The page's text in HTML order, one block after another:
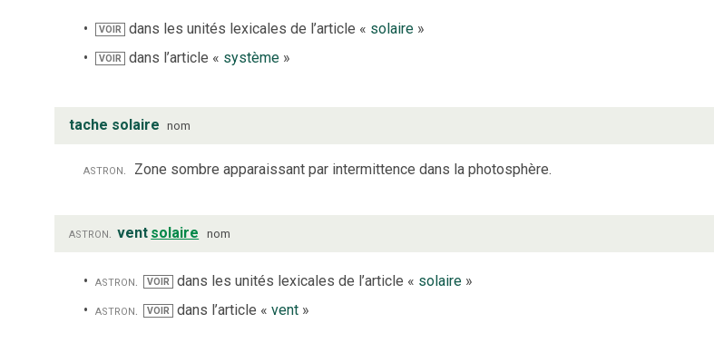
VOIR dans les unités lexicales de l’article « solaire »
VOIR dans l’article « système »
tache solaire nom
astron. Zone sombre apparaissant par intermittence dans la photosphère.
astron. vent solaire nom
astron. VOIR dans les unités lexicales de l’article « solaire»
astron.
VOIR dans l’article « vent»